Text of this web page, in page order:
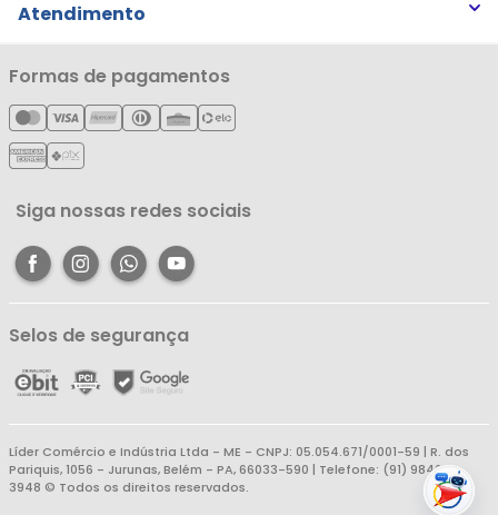
Notícias
Cartão Líderzan
Trocas e Devoluções
Política de Privacidade
Política de Entrega
Política de Reembolso
Atendimento
Minha Conta
Meus Pedidos
Meus Favoritos
Central de Atendimento
Formas de pagamentos
Siga nossas redes sociais
Selos de segurança
Líder Comércio e Indústria Ltda - ME - CNPJ: 05.054.671/0001-59 | R. dos
Pariquis, 1056 - Jurunas, Belém - PA, 66033-590 | Telefone: (91) 98403-
3948 © Todos os direitos reservados.